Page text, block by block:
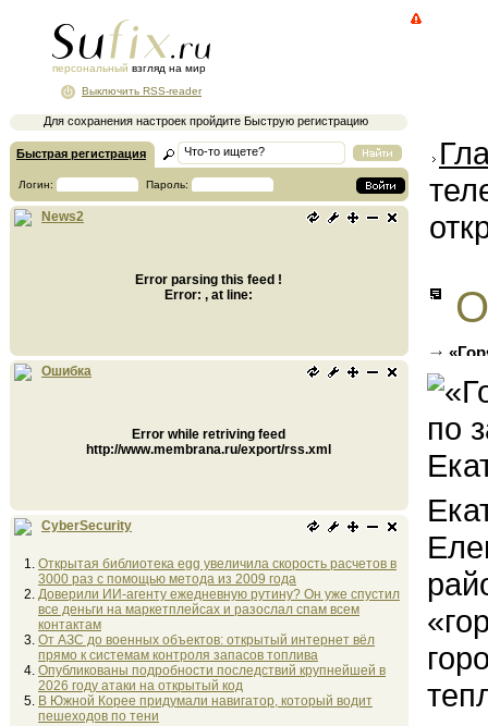
персональный взгляд на мир
Для сохранения настроек пройдите Быструю регистрацию
Выключить RSS-reader
Быстрая регистрация
Логин: Пароль:
News2
Error parsing this feed !
Error: , at line:
Ошибка
Error while retriving feed
http://www.membrana.ru/export/rss.xml
CyberSecurity
Открытая библиотека egg увеличила скорость расчетов в
3000 раз с помощью метода из 2009 года
Доверили ИИ-агенту ежедневную рутину? Он уже спустил
все деньги на маркетплейсах и разослал спам всем
контактам
От АЗС до военных объектов: открытый интернет вёл
прямо к системам контроля запасов топлива
Опубликованы подробности последствий крупнейшей в
2026 году атаки на открытый код
В Южной Корее придумали навигатор, который водит
пешеходов по тени